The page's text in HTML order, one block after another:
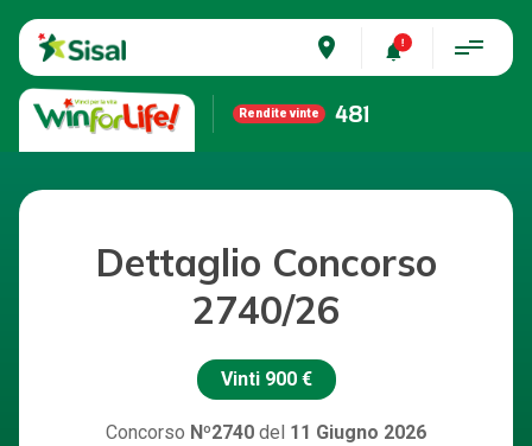
place
Rendite vinte 481
Dettaglio Concorso
2740/26
Vinti 900 €
Concorso Nº2740 del 11 Giugno 2026